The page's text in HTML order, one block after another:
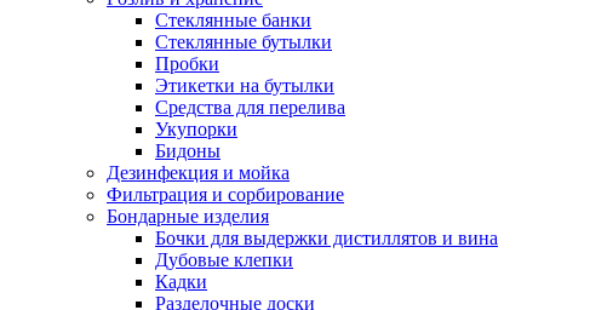
Стеклянные банки
Стеклянные бутылки
Пробки
Этикетки на бутылки
Средства для перелива
Укупорки
Бидоны
Дезинфекция и мойка
Фильтрация и сорбирование
Бондарные изделия
Бочки для выдержки дистиллятов и вина
Дубовые клепки
Кадки
Разделочные доски